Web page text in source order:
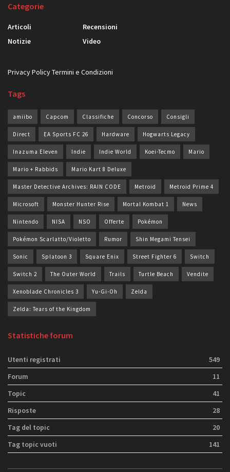
Categorie
Articoli
Notizie
Recensioni
Video
Privacy PolicyTermini e Condizioni
Tags
amiibo Capcom Classifiche Concorso Consigli
Direct EA Sports FC 26 Hardware Hogwarts Legacy
Inazuma Eleven Indie Indie World Koei-Tecmo Mario
Mario + Rabbids Mario Kart 8 Deluxe
Master Detective Archives: RAIN CODE Metroid Metroid Prime 4
Microsoft Monster Hunter Rise Mortal Kombat 1 News
Nintendo NISA NSO Offerte Pokémon
Pokémon Scarlatto/Violetto Rumor Shin Megami Tensei
Sonic Splatoon 3 Square Enix Street Fighter 6 Switch
Switch 2 The Outer World Trails Turtle Beach Vendite
Xenoblade Chronicles 3 Yu-Gi-Oh Zelda
Zelda: Tears of the Kingdom
Statistiche forum
Utenti registrati
549
Forum
11
Topic
41
Risposte
28
Tag del topic
20
Tag topic vuoti
141